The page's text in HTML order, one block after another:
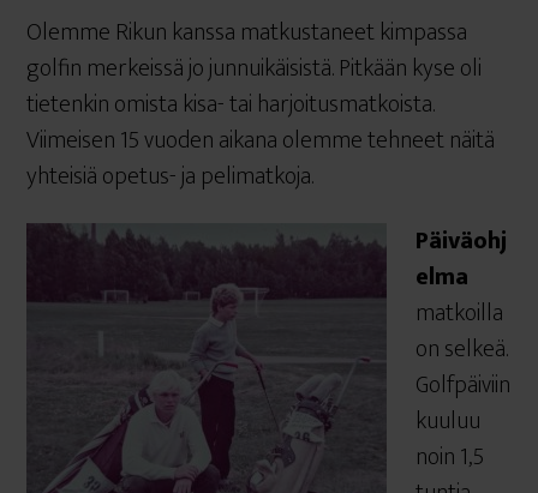
Olemme Rikun kanssa matkustaneet kimpassa
golfin merkeissä jo junnuikäisistä. Pitkään kyse oli
tietenkin omista kisa- tai harjoitusmatkoista.
Viimeisen 15 vuoden aikana olemme tehneet näitä
yhteisiä opetus- ja pelimatkoja.
Päiväohj
elma
matkoilla
on selkeä.
Golfpäiviin
kuuluu
noin 1,5